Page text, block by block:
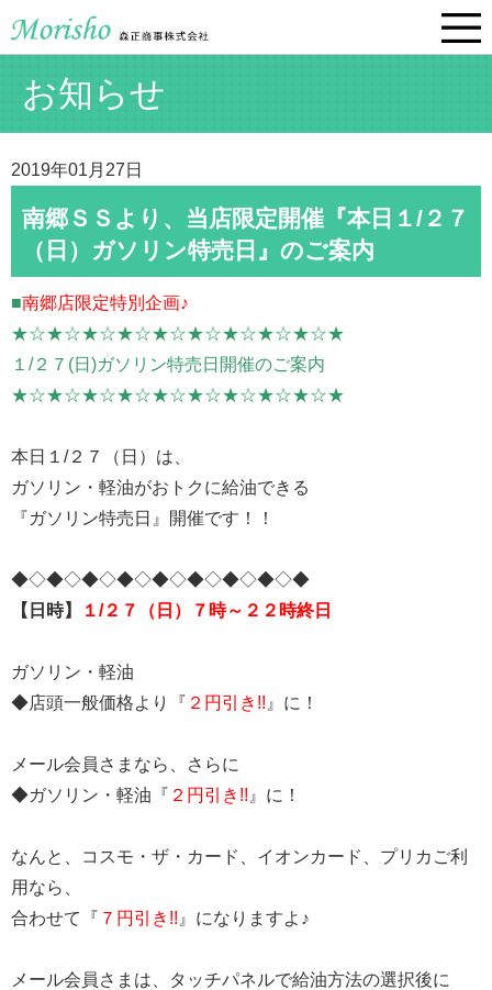
お知らせ
2019年01月27日
南郷ＳＳより、当店限定開催『本日１/２７
（日）ガソリン特売日』のご案内
■南郷店限定特別企画♪
★☆★☆★☆★☆★☆★☆★☆★☆★☆★
１/２７(日)ガソリン特売日開催のご案内
★☆★☆★☆★☆★☆★☆★☆★☆★☆★
本日１/２７（日）は、
ガソリン・軽油がおトクに給油できる
『ガソリン特売日』開催です！！
◆◇◆◇◆◇◆◇◆◇◆◇◆◇◆◇◆
【日時】
１/２７（日）７時～２２時終日
ガソリン・軽油
◆店頭一般価格より『 ２円引き!! 』に！
メール会員さまなら、さらに
◆ガソリン・軽油『 ２円引き!! 』に！
なんと、コスモ・ザ・カード、イオンカード、プリカご利
用なら、
合わせて『 ７円引き!! 』になりますよ♪
メール会員さまは、タッチパネルで給油方法の選択後に